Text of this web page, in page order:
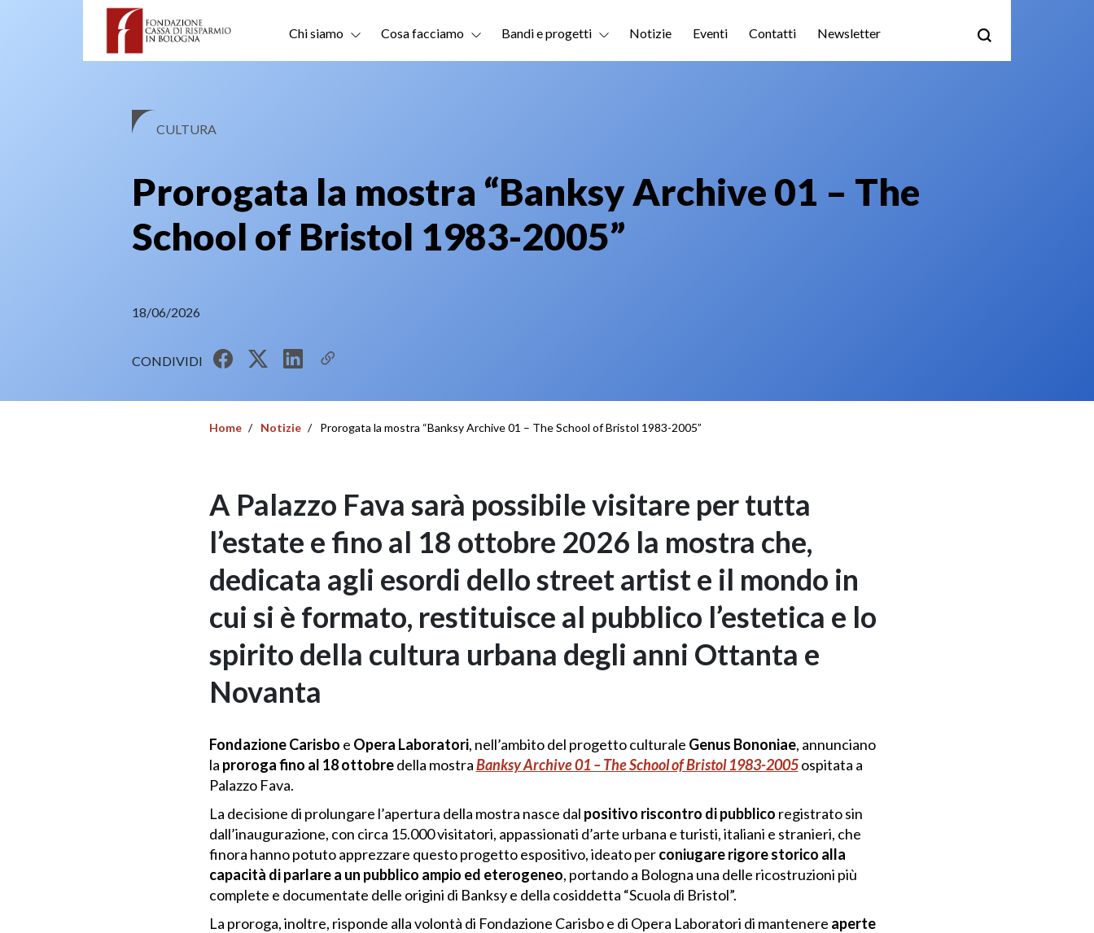
Chi siamo Cosa facciamo Bandi e progetti Notizie Eventi Contatti Newsletter
CULTURA
Prorogata la mostra “Banksy Archive 01 – The
School of Bristol 1983-2005”
18/06/2026
CONDIVIDI
Home Notizie Prorogata la mostra “Banksy Archive 01 – The School of Bristol 1983-2005”
A Palazzo Fava sarà possibile visitare per tutta
l’estate e fino al 18 ottobre 2026 la mostra che,
dedicata agli esordi dello street artist e il mondo in
cui si è formato, restituisce al pubblico l’estetica e lo
spirito della cultura urbana degli anni Ottanta e
Novanta
Fondazione Carisbo e Opera Laboratori, nell’ambito del progetto culturale Genus Bononiae, annunciano
la proroga fino al 18 ottobredella mostraBanksy Archive 01 – The School of Bristol 1983-2005 ospitata a
Palazzo Fava.
La decisione di prolungare l’apertura della mostra nasce dal positivo riscontro di pubblico registrato sin
dall’inaugurazione, con circa 15.000 visitatori, appassionati d’arte urbana e turisti, italiani e stranieri, che
finora hanno potuto apprezzare questo progetto espositivo, ideato perconiugare rigore storico alla
capacità di parlare a un pubblico ampio ed eterogeneo, portando a Bologna una delle ricostruzioni più
complete e documentate delle origini di Banksy e della cosiddetta “Scuola di Bristol”.
La proroga, inoltre, risponde alla volontà di Fondazione Carisbo e di Opera Laboratori di mantenere aperte